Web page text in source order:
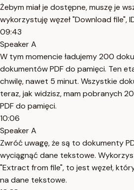
Żebym miał je dostępne, muszę je
wykorzystuję węzeł "Download file",
09:43
Speaker A
W tym momencie ładujemy 200
dokumentów PDF do pamięci. Ten
chwilę, nawet 5 minut. Wszystkie
teraz, jak widzisz, mam pobranych
PDF do pamięci.
10:06
Speaker A
Zwróć uwagę, że są to dokumenty
wyciągnąć dane tekstowe.
"Extract from file", to jest węzeł,
na dane tekstowe.